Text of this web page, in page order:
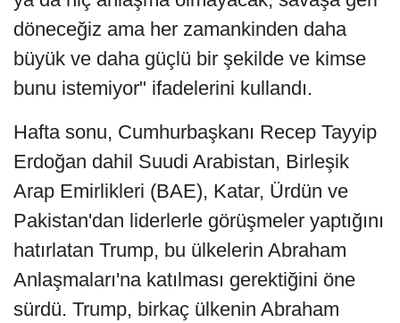
döneceğiz ama her zamankinden daha
büyük ve daha güçlü bir şekilde ve kimse
bunu istemiyor" ifadelerini kullandı.
Hafta sonu, Cumhurbaşkanı Recep Tayyip
Erdoğan dahil Suudi Arabistan, Birleşik
Arap Emirlikleri (BAE), Katar, Ürdün ve
Pakistan'dan liderlerle görüşmeler yaptığını
hatırlatan Trump, bu ülkelerin Abraham
Anlaşmaları'na katılması gerektiğini öne
sürdü. Trump, birkaç ülkenin Abraham